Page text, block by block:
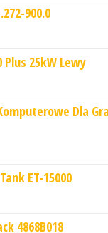
900.0
Plus 25kW Lewy
Dla
ET-15000
4868B018